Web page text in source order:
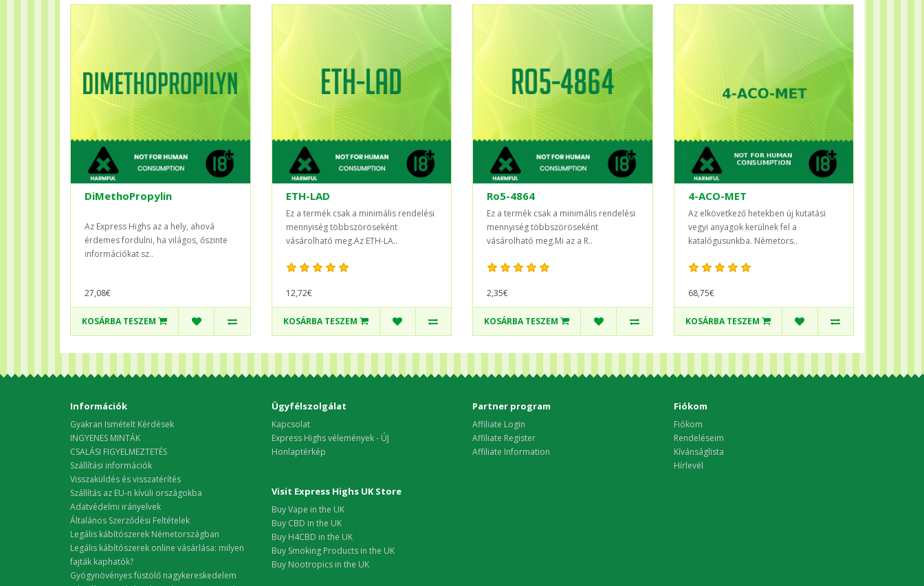
DiMethoPropylin
Az Express Highs az a hely, ahová
érdemes fordulni, ha világos, őszinte
információkat sz..
27,08€
KOSÁRBA TESZEM
ETH-LAD
Ez a termék csak a minimális rendelési
mennyiség többszöröseként
vásárolható meg.Az ETH-LA..
12,72€
KOSÁRBA TESZEM
Ro5-4864
Ez a termék csak a minimális rendelési
mennyiség többszöröseként
vásárolható meg.Mi az a R..
2,35€
KOSÁRBA TESZEM
4-ACO-MET
Az elkövetkező hetekben új kutatási
vegyi anyagok kerülnek fel a
katalógusunkba. Németors..
68,75€
KOSÁRBA TESZEM
Információk
Gyakran Ismételt Kérdések
INGYENES MINTÁK
CSALÁSI FIGYELMEZTETÉS
Szállítási információk
Visszaküldés és visszatérítés
Szállítás az EU-n kívüli országokba
Adatvédelmi irányelvek
Általános Szerződési Feltételek
Legális kábítószerek Németországban
Legális kábítószerek online vásárlása: milyen
fajták kaphatók?
Gyógynövényes füstölő nagykereskedelem
Ügyfélszolgálat
Kapcsolat
Express Highs vélemények - ÚJ
Honlaptérkép
Partner program
Affiliate Login
Affiliate Register
Affiliate Information
Fiókom
Fiókom
Rendeléseim
Kívánságlista
Hírlevél
Visit Express Highs UK Store
Buy Vape in the UK
Buy CBD in the UK
Buy H4CBD in the UK
Buy Smoking Products in the UK
Buy Nootropics in the UK